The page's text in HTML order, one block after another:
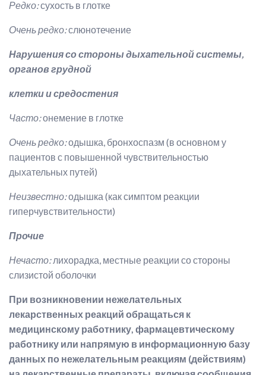
Редко:сухость в глотке
Очень редко:слюнотечение
Нарушения со стороны дыхательной системы,
органов грудной
клетки и средостения
Часто:онемение в глотке
Очень редко:одышка, бронхоспазм (в основном у
пациентов с повышенной чувствительностью
дыхательных путей)
Неизвестно:одышка (как симптом реакции
гиперчувствительности)
Прочие
Нечасто:лихорадка, местные реакции со стороны
слизистой оболочки
При возникновении нежелательных
лекарственных реакций обращаться к
медицинскому работнику, фармацевтическому
работнику или напрямую в информационную базу
данных по нежелательным реакциям (действиям)